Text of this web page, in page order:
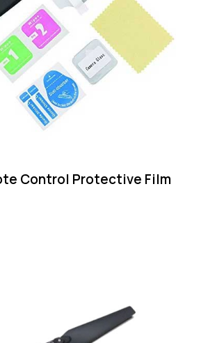
Control Protective Film